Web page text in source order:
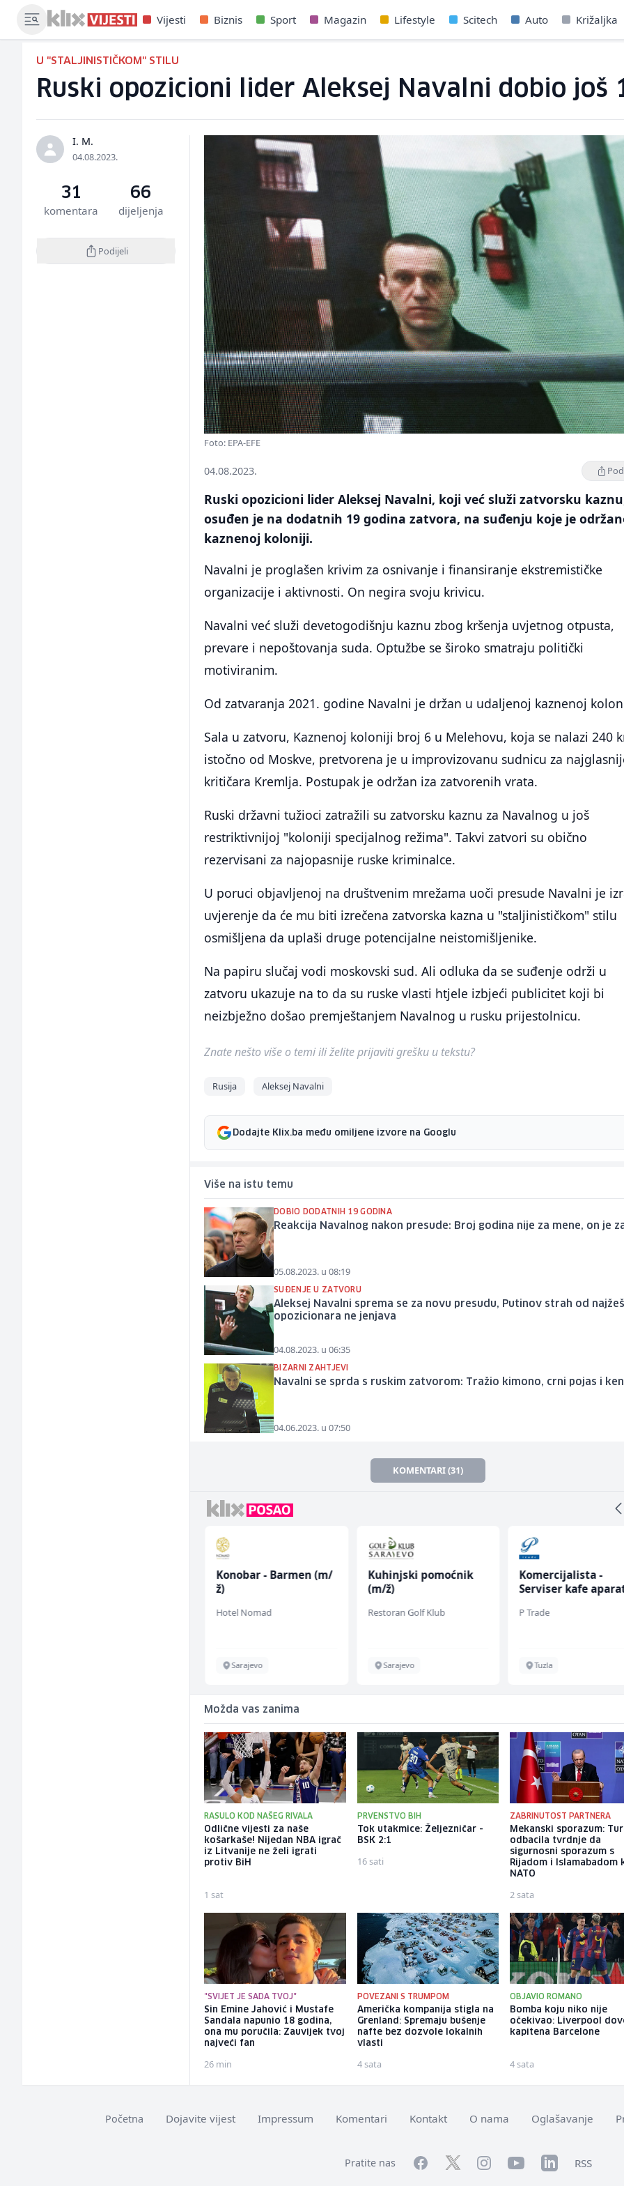
Vijesti Biznis Sport Magazin Lifestyle Scitech Auto Križaljka
U "STALJINISTIČKOM" STILU
Ruski opozicioni lider Aleksej Navalni dobio još
I. M.
04.08.2023.
31
komentara
66
dijeljenja
Podijeli
Foto: EPA-EFE
04.08.2023.
Ruski opozicioni lider Aleksej Navalni, koji već služi zatvorsku
osuđen je na dodatnih 19 godina zatvora, na suđenju koje je
kaznenoj koloniji.
Navalni je proglašen krivim za osnivanje i finansiranje ekstremističke
organizacije i aktivnosti. On negira svoju krivicu.
Navalni već služi devetogodišnju kaznu zbog kršenja uvjetnog otpusta,
prevare i nepoštovanja suda. Optužbe se široko smatraju politički
motiviranim.
Od zatvaranja 2021. godine Navalni je držan u udaljenoj kaznenoj
Sala u zatvoru, Kaznenoj koloniji broj 6 u Melehovu, koja se nalazi 240
istočno od Moskve, pretvorena je u improvizovanu sudnicu za
kritičara Kremlja. Postupak je održan iza zatvorenih vrata.
Ruski državni tužioci zatražili su zatvorsku kaznu za Navalnog u još
restriktivnijoj "koloniji specijalnog režima". Takvi zatvori su obično
rezervisani za najopasnije ruske kriminalce.
U poruci objavljenoj na društvenim mrežama uoči presude Navalni je
uvjerenje da će mu biti izrečena zatvorska kazna u "staljinističkom" stilu
osmišljena da uplaši druge potencijalne neistomišljenike.
Na papiru slučaj vodi moskovski sud. Ali odluka da se suđenje održi u
zatvoru ukazuje na to da su ruske vlasti htjele izbjeći publicitet koji bi
neizbježno došao premještanjem Navalnog u rusku prijestolnicu.
Znate nešto više o temi ili želite prijaviti grešku u tekstu?
Rusija Aleksej Navalni
Dodajte Klix.ba među omiljene izvore na Googlu
Više na istu temu
DOBIO DODATNIH 19 GODINA
Reakcija Navalnog nakon presude: Broj godina nije za mene, on je
05.08.2023. u 08:19
SUĐENJE U ZATVORU
Aleksej Navalni sprema se za novu presudu, Putinov strah od
opozicionara ne jenjava
04.08.2023. u 06:35
BIZARNI ZAHTJEVI
Navalni se sprda s ruskim zatvorom: Tražio kimono, crni pojas i
04.06.2023. u 07:50
KOMENTARI (31)
Konobar - Barmen (m/
ž)
Hotel Nomad
Sarajevo
Kuhinjski pomoćnik
(m/ž)
Restoran Golf Klub
Sarajevo
Komercijalista -
Serviser kafe
P Trade
Tuzla
Možda vas zanima
RASULO KOD NAŠEG RIVALA
Odlične vijesti za naše
košarkaše! Nijedan NBA igrač
iz Litvanije ne želi igrati
protiv BiH
1 sat
PRVENSTVO BIH
Tok utakmice: Željezničar -
BSK 2:1
16 sati
ZABRINUTOST PARTNERA
Mekanski sporazum:
odbacila tvrdnje da
sigurnosni sporazum s
Rijadom i Islamabadom
NATO
2 sata
"SVIJET JE SADA TVOJ"
Sin Emine Jahović i Mustafe
Sandala napunio 18 godina,
ona mu poručila: Zauvijek tvoj
najveći fan
26 min
POVEZANI S TRUMPOM
Američka kompanija stigla na
Grenland: Spremaju bušenje
nafte bez dozvole lokalnih
vlasti
4 sata
OBJAVIO ROMANO
Bomba koju niko nije
očekivao: Liverpool
kapitena Barcelone
4 sata
Početna Dojavite vijest Impressum Komentari Kontakt O nama Oglašavanje
Pratite nas FacebookTwitterInstagramYouTubeLinkedInRSS